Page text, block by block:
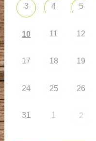
3 4 5
10 11 12
17 18 19
24 25 26
31 1 2